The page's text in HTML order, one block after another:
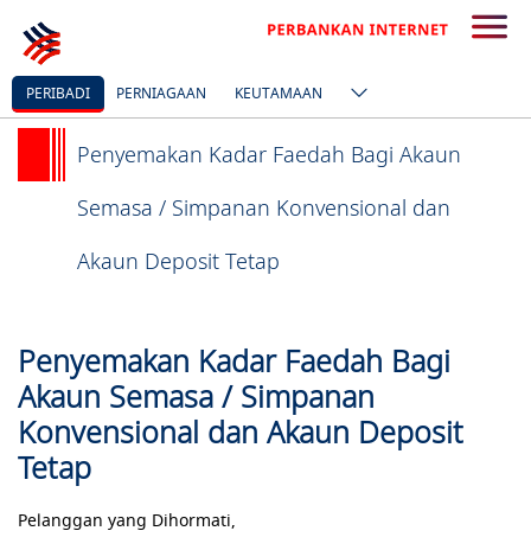
PERIBADI PERNIAGAAN KEUTAMAAN
Penyemakan Kadar Faedah Bagi Akaun
Semasa / Simpanan Konvensional dan
Akaun Deposit Tetap
Penyemakan Kadar Faedah Bagi
Akaun Semasa / Simpanan
Konvensional dan Akaun Deposit
Tetap
Pelanggan yang Dihormati,